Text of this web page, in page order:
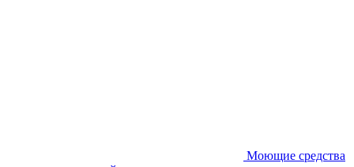
Моющие средства